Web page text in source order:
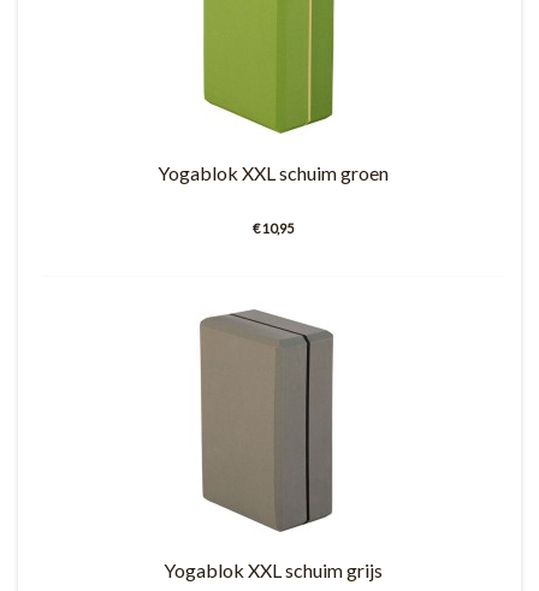
Yogablok XXL schuim groen
€ 10,95
Yogablok XXL schuim grijs